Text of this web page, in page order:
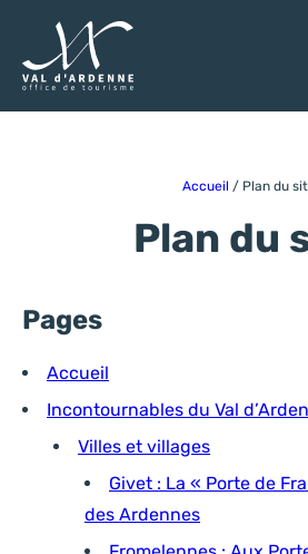
Accueil / Plan du
Plan du
Pages
Accueil
Incontournables du Val
Villes et villages
Givet : La « Porte de
des Ardennes